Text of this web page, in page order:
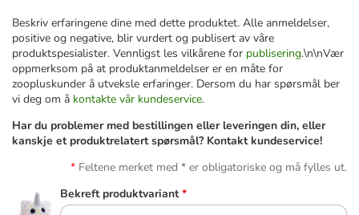
Beskriv erfaringene dine med dette produktet. Alle anmeldelser,
positive og negative, blir vurdert og publisert av våre
produktspesialister. Vennligst les vilkårene for publisering.\n\nVær
oppmerksom på at produktanmeldelser er en måte for
zoopluskunder å utveksle erfaringer. Dersom du har spørsmål ber
vi deg om å kontakte vår kundeservice.
Har du problemer med bestillingen eller leveringen din, eller
kanskje et produktrelatert spørsmål? Kontakt kundeservice!
Feltene merket med * er obligatoriske og må fylles ut.
Bekreft produktvariant *